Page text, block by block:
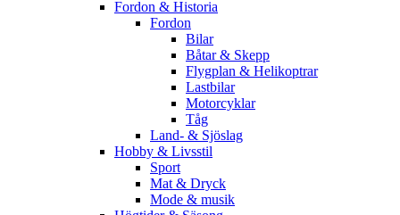
Fordon & Historia
Fordon
Bilar
Båtar & Skepp
Flygplan & Helikoptrar
Lastbilar
Motorcyklar
Tåg
Land- & Sjöslag
Hobby & Livsstil
Sport
Mat & Dryck
Mode & musik